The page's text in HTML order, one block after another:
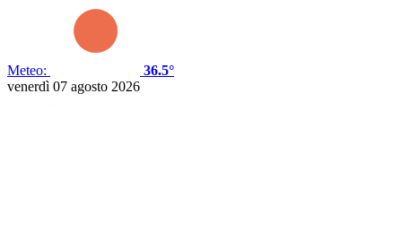
Meteo:
36.5°
venerdì 07 agosto 2026